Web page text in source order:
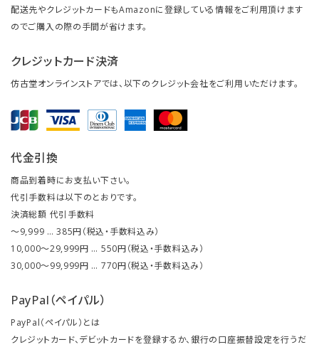
配送先やクレジットカードもAmazonに登録している情報をご利用頂けます
のでご購入の際の手間が省けます。
クレジットカード決済
仿古堂オンラインストアでは、以下のクレジット会社をご利用いただけます。
代金引換
商品到着時にお支払い下さい。
代引手数料は以下のとおりです。
決済総額 代引手数料
～9,999 … 385円（税込・手数料込み）
10,000～29,999円 … 550円（税込・手数料込み）
30,000～99,999円 … 770円（税込・手数料込み）
PayPal（ペイパル）
PayPal（ペイパル）とは
クレジットカード、デビットカードを登録するか、銀行の口座振替設定を行うだ